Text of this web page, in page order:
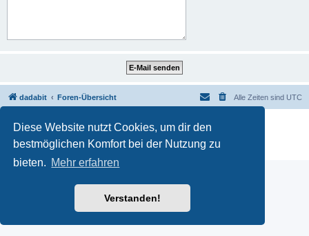
Diese Website nutzt Cookies, um dir den
bestmöglichen Komfort bei der Nutzung zu
bieten. Mehr erfahren
Verstanden!
dadabit Foren-Übersicht Alle Zeiten sind UTC
Powered by phpBB
® Forum Software © phpBB Limited
Deutsche Übersetzung durch
Datenschutz|Nutzungsbedingungen